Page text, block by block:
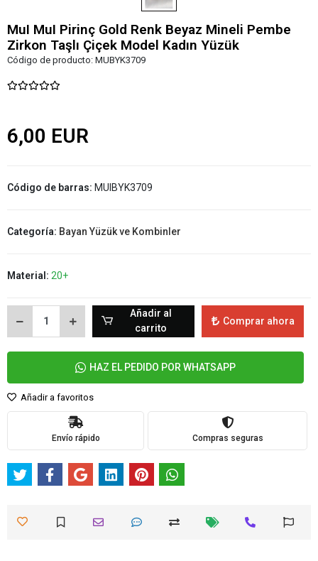
MuI MuI Pirinç Gold Renk Beyaz Mineli Pembe
Zirkon Taşlı Çiçek Model Kadın Yüzük
Código de producto: MUBYK3709
6,00 EUR
Código de barras: MUIBYK3709
Categoría: Bayan Yüzük ve Kombinler
Material: 20+
Añadir al
carrito
Comprar ahora
HAZ EL PEDIDO POR WHATSAPP
Añadir a favoritos
Envío rápido Compras seguras